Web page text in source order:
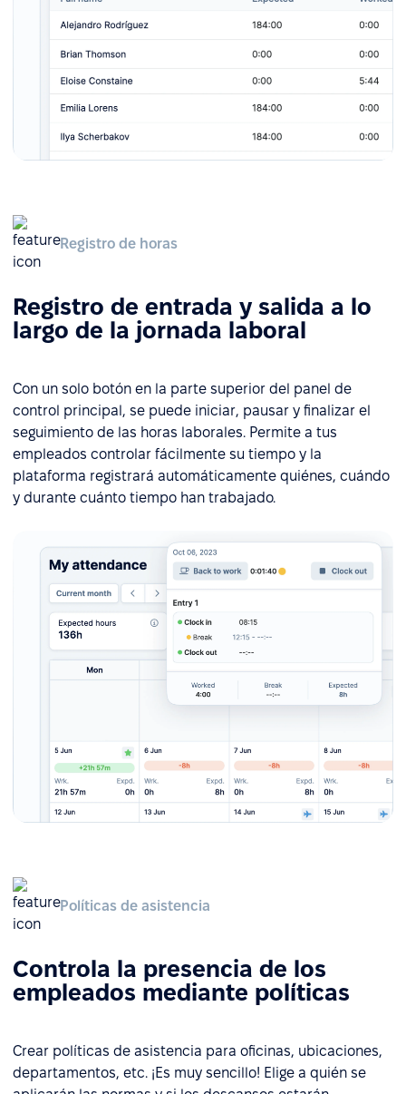
Registro de horas
Registro de entrada y salida a lo
largo de la jornada laboral
Con un solo botón en la parte superior del panel de
control principal, se puede iniciar, pausar y finalizar el
seguimiento de las horas laborales. Permite a tus
empleados controlar fácilmente su tiempo y la
plataforma registrará automáticamente quiénes, cuándo
y durante cuánto tiempo han trabajado.
Políticas de asistencia
Controla la presencia de los
empleados mediante políticas
Crear políticas de asistencia para oficinas, ubicaciones,
departamentos, etc. ¡Es muy sencillo! Elige a quién se